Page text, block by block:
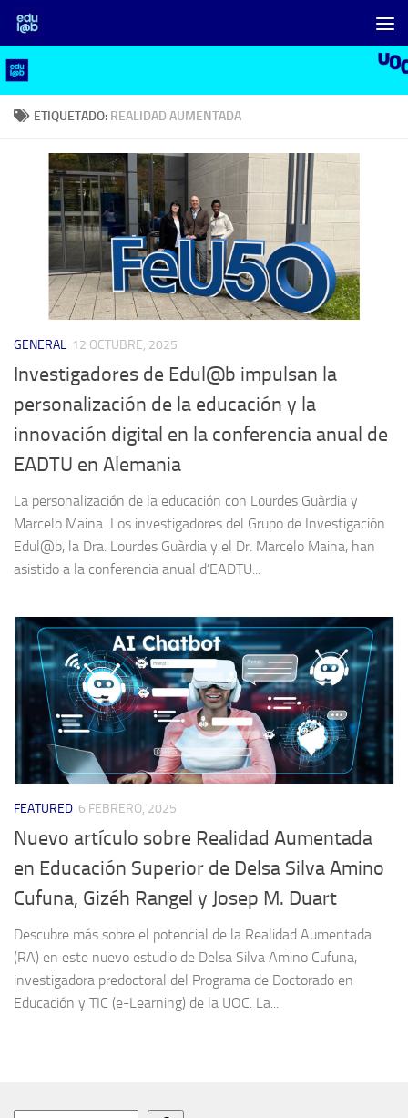
Saltar al contenido
ETIQUETADO: REALIDAD AUMENTADA
GENERAL 12 OCTUBRE, 2025
Investigadores de Edul@b impulsan la
personalización de la educación y la
innovación digital en la conferencia anual de
EADTU en Alemania
La personalización de la educación con Lourdes Guàrdia y
Marcelo Maina Los investigadores del Grupo de Investigación
Edul@b, la Dra. Lourdes Guàrdia y el Dr. Marcelo Maina, han
asistido a la conferencia anual d’EADTU...
FEATURED 6 FEBRERO, 2025
Nuevo artículo sobre Realidad Aumentada
en Educación Superior de Delsa Silva Amino
Cufuna, Gizéh Rangel y Josep M. Duart
Descubre más sobre el potencial de la Realidad Aumentada
(RA) en este nuevo estudio de Delsa Silva Amino Cufuna,
investigadora predoctoral del Programa de Doctorado en
Educación y TIC (e-Learning) de la UOC. La...